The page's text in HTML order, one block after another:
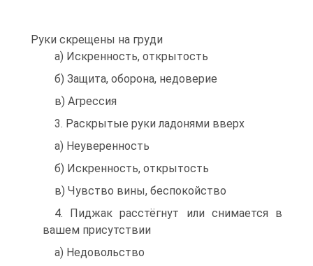
Руки скрещены на груди
а) Искренность, открытость
б) Защита, оборона, недоверие
в) Агрессия
3. Раскрытые руки ладонями вверх
а) Неуверенность
б) Искренность, открытость
в) Чувство вины, беспокойство
4. Пиджак расстёгнут или снимается в
вашем присутствии
а) Недовольство